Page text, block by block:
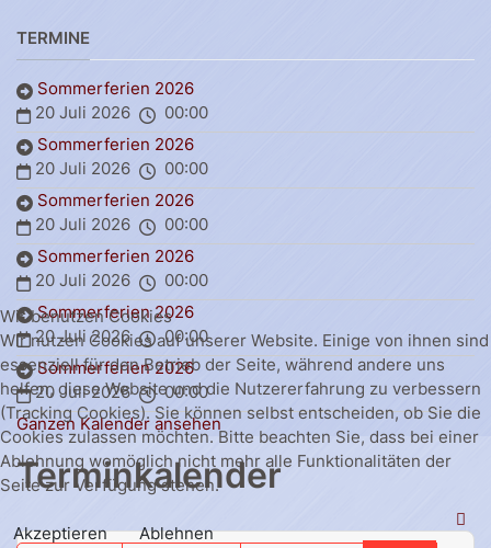
TERMINE
Sommerferien 2026
20 Juli 2026
00:00
Sommerferien 2026
20 Juli 2026
00:00
Sommerferien 2026
20 Juli 2026
00:00
Sommerferien 2026
20 Juli 2026
00:00
Sommerferien 2026
20 Juli 2026
00:00
Sommerferien 2026
20 Juli 2026
00:00
Ganzen Kalender ansehen
Terminkalender
Wir benutzen Cookies
Wir nutzen Cookies auf unserer Website. Einige von ihnen sind
essenziell für den Betrieb der Seite, während andere uns
helfen, diese Website und die Nutzererfahrung zu verbessern
(Tracking Cookies). Sie können selbst entscheiden, ob Sie die
Cookies zulassen möchten. Bitte beachten Sie, dass bei einer
Ablehnung womöglich nicht mehr alle Funktionalitäten der
Seite zur Verfügung stehen.
Akzeptieren
Ablehnen